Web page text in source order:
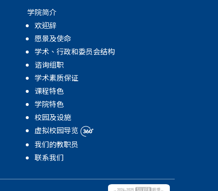
学院简介
欢迎辞
愿景及使命
学术、行政和委员会结构
谘询组职
学术素质保证
课程特色
学院特色
校园及设施
虚拟校园导览
我们的教职员
联系我们